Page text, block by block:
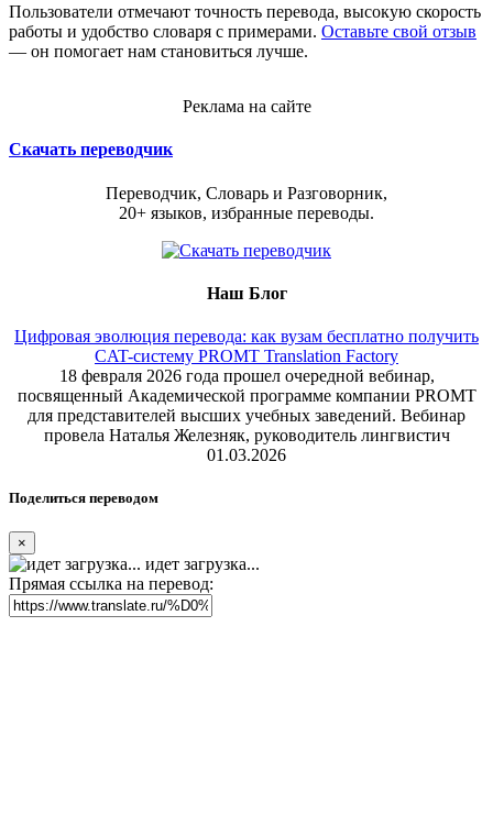
Пользователи отмечают точность перевода, высокую скорость
работы и удобство словаря с примерами. Оставьте свой отзыв
— он помогает нам становиться лучше.
Реклама на сайте
Скачать переводчик
Переводчик, Словарь и Разговорник,
20+ языков, избранные переводы.
Наш Блог
Цифровая эволюция перевода: как вузам бесплатно получить
CAT-систему PROMT Translation Factory
18 февраля 2026 года прошел очередной вебинар,
посвященный Академической программе компании PROMT
для представителей высших учебных заведений. Вебинар
провела Наталья Железняк, руководитель лингвистич
01.03.2026
Поделиться переводом
×
идет загрузка...
Прямая ссылка на перевод: